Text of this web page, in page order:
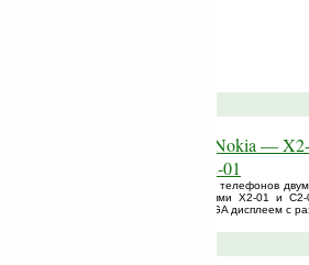
Новинки в бюджетном стане Nokia —
клавиатурой и 3G телефон C2-01
обновила свою линейку бюджетных телефонов
обмена текстовыми сообщениями X2-01 и
клавиатурой, 2.4-дюймовым QVGA дисплеем с